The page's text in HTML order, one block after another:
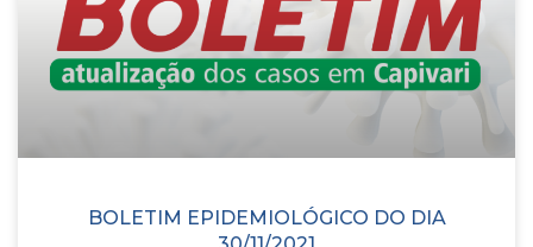
BOLETIM EPIDEMIOLÓGICO DO DIA